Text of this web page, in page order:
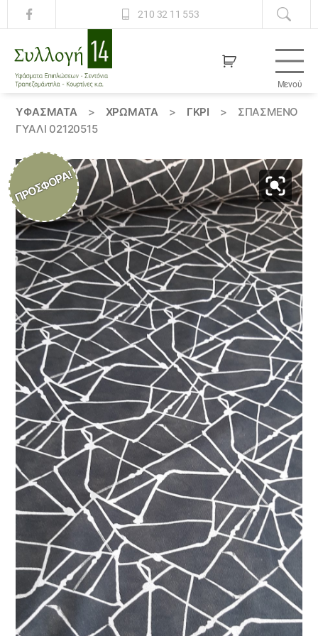
210 32 11 553
14
Μενού
ΥΦΆΣΜΑΤΑ > ΧΡΏΜΑΤΑ > ΓΚΡΙ >
ΣΠΑΣΜΈΝΟ
ΓΥΑΛΊ 02120515
ΠΡΟΣΦΟΡΆ!